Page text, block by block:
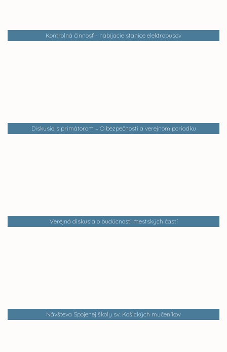
Kontrolná činnosť - nabíjacie stanice elektrobusov
Diskusia s primátorom – O bezpečnosti a verejnom poriadku
Verejná diskusia o budúcnosti mestských častí
Návšteva Spojenej školy sv. Košických mučeníkov